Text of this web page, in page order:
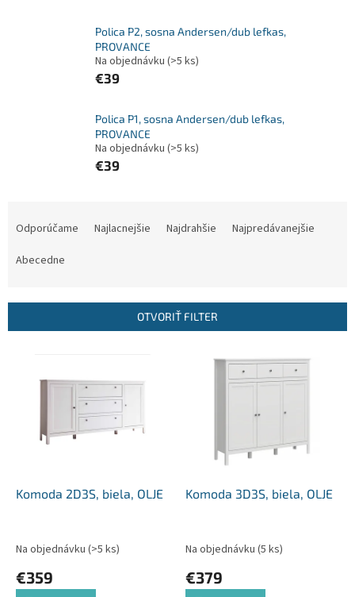
Polica P2, sosna Andersen/dub lefkas,
PROVANCE
Na objednávku (>5 ks)
€39
Polica P1, sosna Andersen/dub lefkas,
PROVANCE
Na objednávku (>5 ks)
€39
p
Odporúčame Najlacnejšie Najdrahšie
Najpredávanejšie
Abecedne
OTVORIŤ FILTER
Komoda 2D3S, biela, OLJE
Na objednávku (>5 ks)
€359
Komoda 3D3S, biela, OLJE
Na objednávku (5 ks)
€379